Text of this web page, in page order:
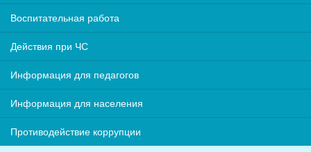
Воспитательная работа
Действия при ЧС
Информация для педагогов
Информация для населения
Противодействие коррупции